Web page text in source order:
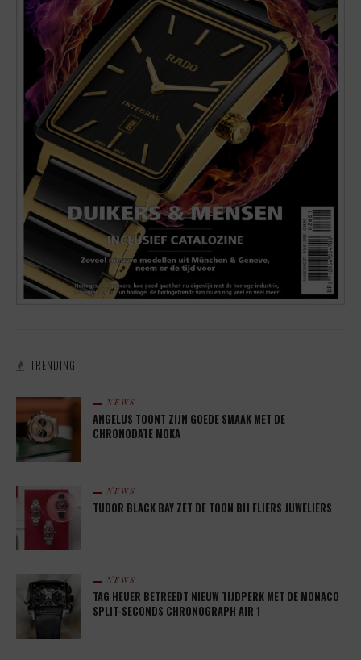
TRENDING
NEWS
ANGELUS TOONT ZIJN GOEDE SMAAK MET DE
CHRONODATE MOKA
NEWS
TUDOR BLACK BAY ZET DE TOON BIJ FLIERS JUWELIERS
NEWS
TAG HEUER BETREEDT NIEUW TIJDPERK MET DE MONACO
SPLIT-SECONDS CHRONOGRAPH AIR 1